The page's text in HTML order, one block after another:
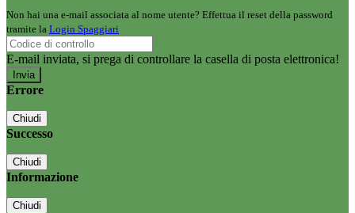
Non hai una e-mail associata al nome utente? Effettua il reset della password
tramite la Login Spaggiari
E-mail inviata, si prega di controllare la casella di posta elettronica!
Errore
Chiudi
Successo
Chiudi
Informazione
Chiudi